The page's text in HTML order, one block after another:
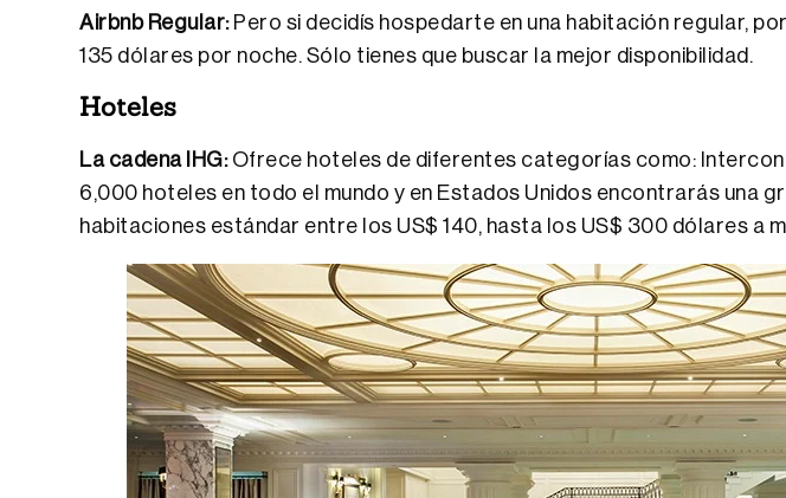
Airbnb Regular: Pero si decidís hospedarte en una habitación regular,
135 dólares por noche. Sólo tienes que buscar la mejor disponibilidad.
Hoteles
La cadena IHG: Ofrece hoteles de diferentes categorías como:
6,000 hoteles en todo el mundo y en Estados Unidos encontrarás una
habitaciones estándar entre los US$ 140, hasta los US$ 300 dólares a